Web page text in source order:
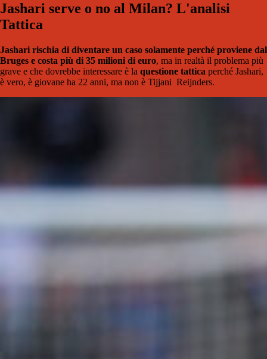
Jashari serve o no al Milan? L'analisi
Tattica
Jashari rischia di diventare un caso solamente perché proviene dal
Bruges e costa più di 35 milioni di euro, ma in realtà il problema più
grave e che dovrebbe interessare è la questione tattica perché Jashari,
è vero, è giovane ha 22 anni, ma non è Tijjani Reijnders.